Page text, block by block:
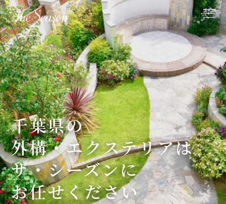
千葉県の
外構・エクステリアは
ザ・シーズンに
お任せください